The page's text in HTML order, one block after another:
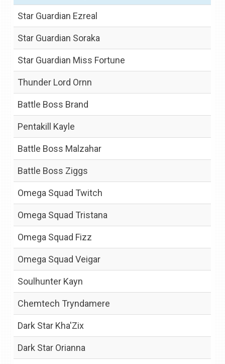
Star Guardian Ezreal
Star Guardian Soraka
Star Guardian Miss Fortune
Thunder Lord Ornn
Battle Boss Brand
Pentakill Kayle
Battle Boss Malzahar
Battle Boss Ziggs
Omega Squad Twitch
Omega Squad Tristana
Omega Squad Fizz
Omega Squad Veigar
Soulhunter Kayn
Chemtech Tryndamere
Dark Star Kha'Zix
Dark Star Orianna